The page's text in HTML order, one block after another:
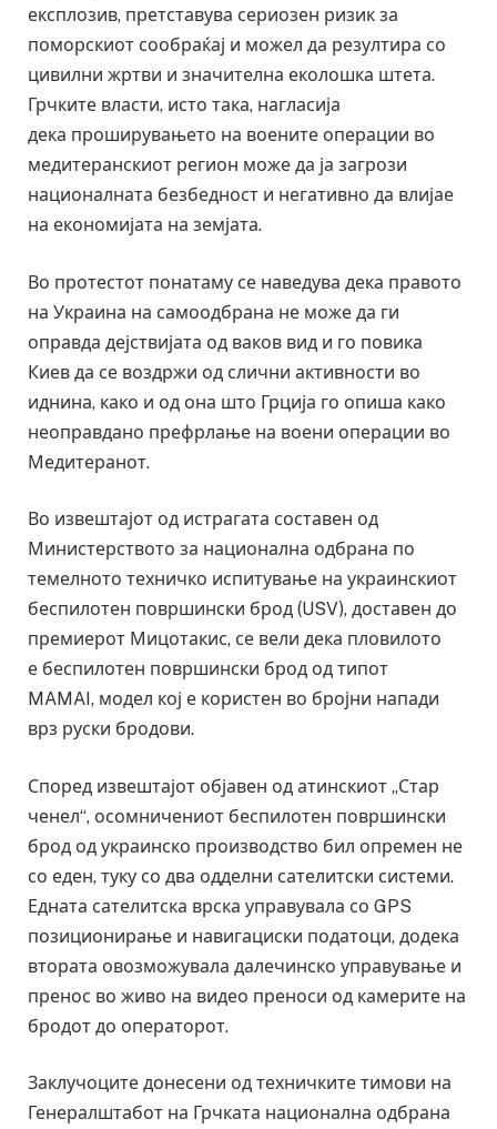
експлозив, претставува сериозен ризик за
поморскиот сообраќај и можел да резултира со
цивилни жртви и значителна еколошка штета.
Грчките власти, исто така, нагласија
дека проширувањето на воените операции во
медитеранскиот регион може да ја загрози
националната безбедност и негативно да влијае
на економијата на земјата.
Во протестот понатаму се наведува дека правото
на Украина на самоодбрана не може да ги
оправда дејствијата од ваков вид и го повика
Киев да се воздржи од слични активности во
иднина, како и од она што Грција го опиша како
неоправдано префрлање на воени операции во
Медитеранот.
Во извештајот од истрагата составен од
Министерството за национална одбрана по
темелното техничко испитување на украинскиот
беспилотен површински брод (USV), доставен до
премиерот Мицотакис, се вели дека пловилото
е беспилотен површински брод од типот
MAMAI, модел кој е користен во бројни напади
врз руски бродови.
Според извештајот објавен од атинскиот „Стар
ченел“, осомничениот беспилотен површински
брод од украинско производство бил опремен не
со еден, туку со два одделни сателитски системи.
Едната сателитска врска управувала со GPS
позиционирање и навигациски податоци, додека
втората овозможувала далечинско управување и
пренос во живо на видео преноси од камерите на
бродот до операторот.
Заклучоците донесени од техничките тимови на
Генералштабот на Грчката национална одбрана